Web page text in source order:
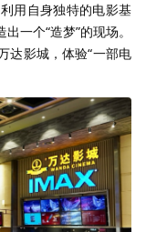
用自身独特的电影基
一个“造梦”的现场。
达影城，体验“一部电